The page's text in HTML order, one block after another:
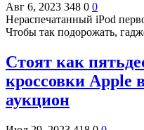
Авг 6, 2023 348 0 0
Нераспечатанный iPod
Чтобы так подорожать,
Стоят как
кроссовки Apple
аукцион